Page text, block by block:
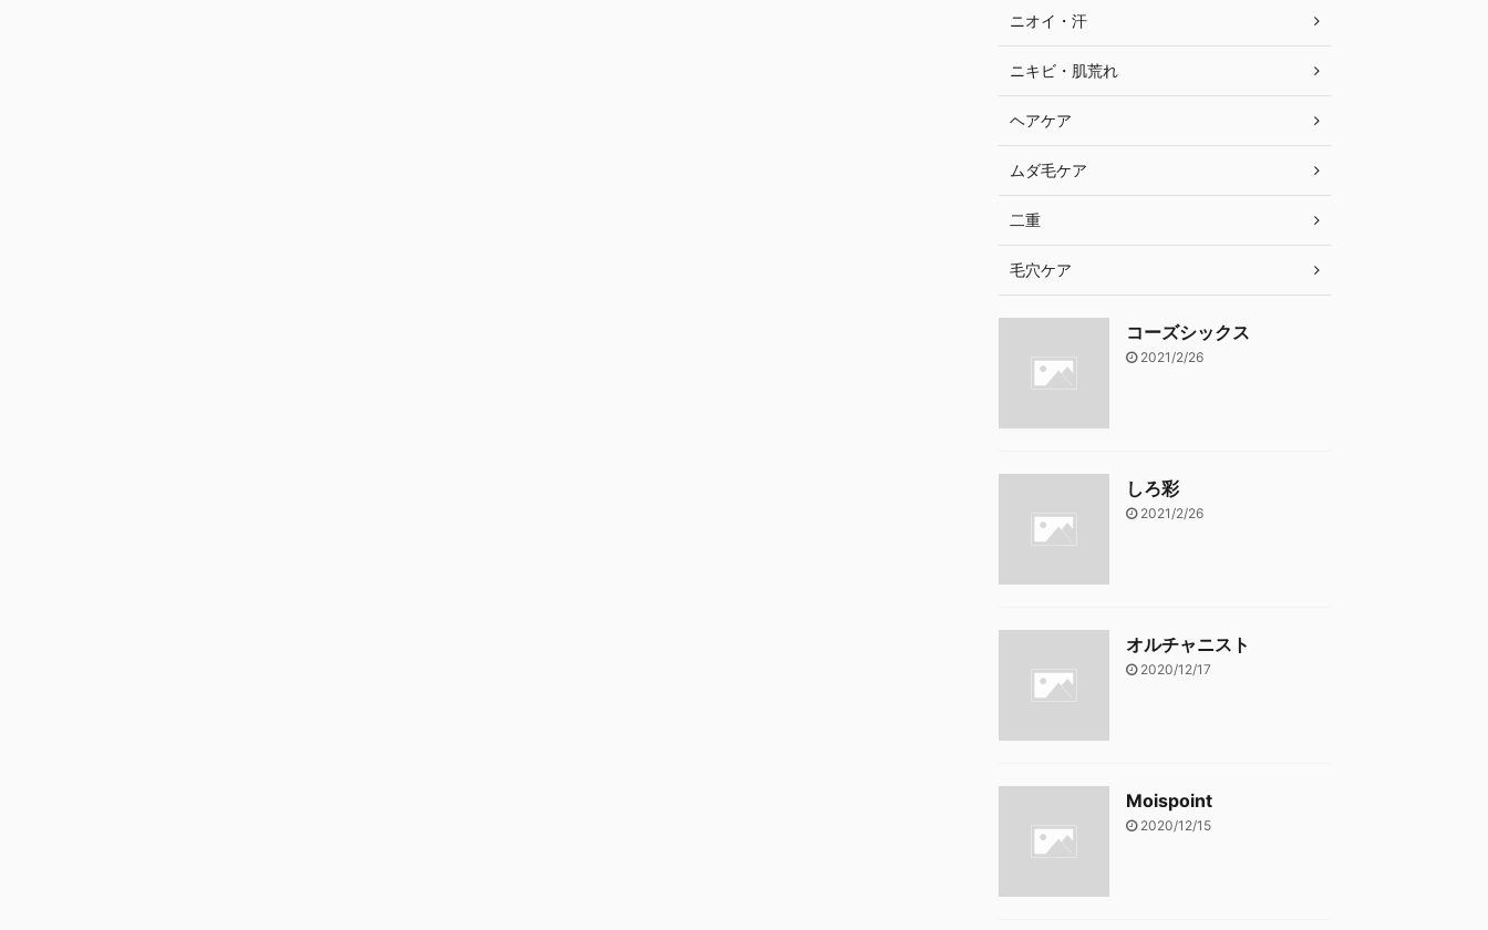
ニオイ・汗
ニキビ・肌荒れ
ヘアケア
ムダ毛ケア
二重
毛穴ケア
コーズシックス
2021/2/26
しろ彩
2021/2/26
オルチャニスト
2020/12/17
Moispoint
2020/12/15